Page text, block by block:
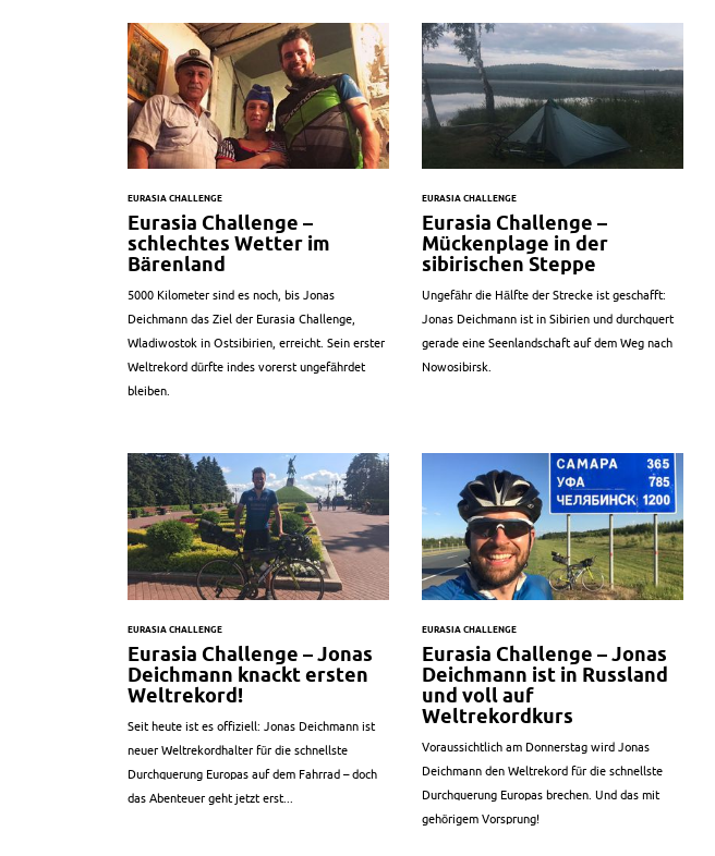
EURASIA CHALLENGE
Eurasia Challenge –
schlechtes Wetter im
Bärenland
5000 Kilometer sind es noch, bis Jonas
Deichmann das Ziel der Eurasia Challenge,
Wladiwostok in Ostsibirien, erreicht. Sein erster
Weltrekord dürfte indes vorerst ungefährdet
bleiben.
EURASIA CHALLENGE
Eurasia Challenge –
Mückenplage in der
sibirischen Steppe
Ungefähr die Hälfte der Strecke ist geschafft:
Jonas Deichmann ist in Sibirien und durchquert
gerade eine Seenlandschaft auf dem Weg nach
Nowosibirsk.
EURASIA CHALLENGE
Eurasia Challenge – Jonas
Deichmann knackt ersten
Weltrekord!
Seit heute ist es offiziell: Jonas Deichmann ist
neuer Weltrekordhalter für die schnellste
Durchquerung Europas auf dem Fahrrad – doch
das Abenteuer geht jetzt erst...
EURASIA CHALLENGE
Eurasia Challenge – Jonas
Deichmann ist in Russland
und voll auf
Weltrekordkurs
Voraussichtlich am Donnerstag wird Jonas
Deichmann den Weltrekord für die schnellste
Durchquerung Europas brechen. Und das mit
gehörigem Vorsprung!